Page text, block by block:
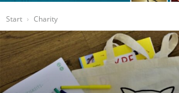
Start
Charity